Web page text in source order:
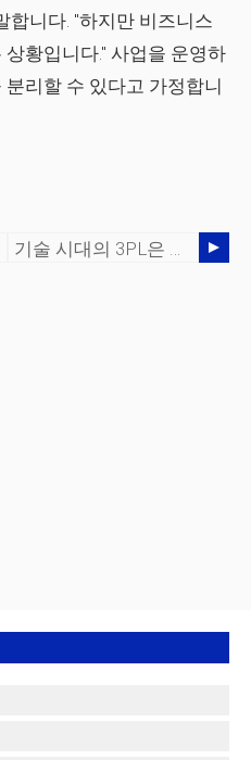
합니다. "하지만 비즈니스
황입니다." 사업을 운영하
리할 수 있다고 가정합니
기술 시대의 3PL은 여전히 ​​사람이 성공의 열쇠입니다.